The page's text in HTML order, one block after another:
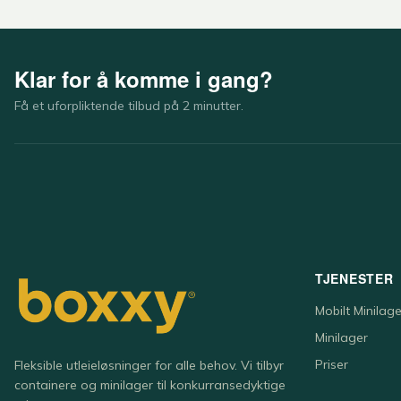
Klar for å komme i gang?
Få et uforpliktende tilbud på 2 minutter.
Fleksible utleieløsninger for alle behov. Vi tilbyr
containere og minilager til konkurransedyktige
TJENESTER
Mobilt
Minilager
Priser